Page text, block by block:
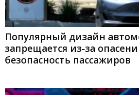
Популярный дизайн
запрещается из-за
безопасность пассажиров